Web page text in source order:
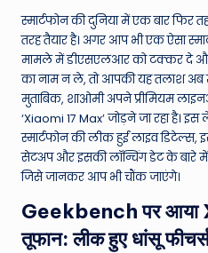
N
e
w
s
A
ro
u
n
स्मार्टफोन की दुनिया में एक बार
तरह तैयार है। अगर आप भी एक ऐसा
मामले में डीएसएलआर को टक्कर दे
का नाम न ले, तो आपकी यह तलाश अब
मुताबिक, शाओमी अपने प्रीमियम
‘Xiaomi 17 Max’ जोड़ने जा रहा
स्मार्टफोन की लीक हुई लाइव
सेटअप और इसकी लॉन्चिंग डेट के बारे में
जिसे जानकर आप भी चौंक जाएंगे।
Geekbench पर आया
तूफान: लीक हुए धांसू